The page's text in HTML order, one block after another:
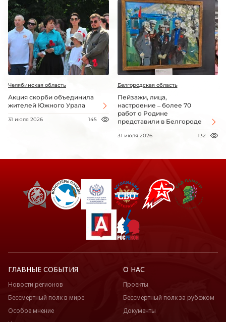
Челябинская область
Акция скорби объединила
жителей Южного Урала
31 июля 2026 145
Белгородская область
Пейзажи, лица,
настроение – более 70
работ о Родине
представили в Белгороде
31 июля 2026 132
ГЛАВНЫЕ СОБЫТИЯ
Новости регионов
Бессмертный полк в мире
Особое мнение
О НАС
Проекты
Бессмертный полк за рубежом
Документы